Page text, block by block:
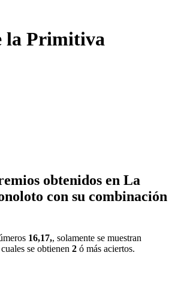
la Primitiva
obtenidos en La
con su combinación
16,17,, solamente se muestran
se obtienen 2 ó más aciertos.